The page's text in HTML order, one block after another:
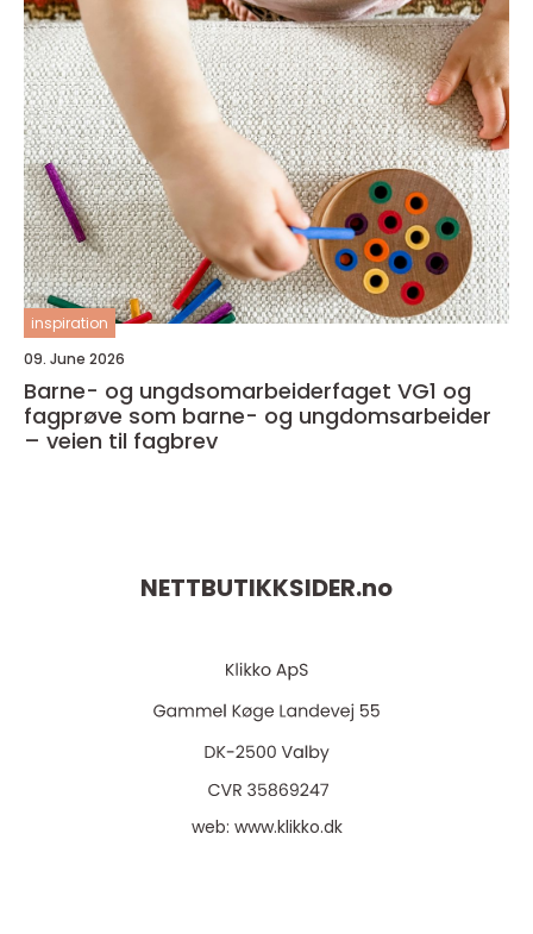
inspiration
09. June 2026
Barne- og ungdsomarbeiderfaget VG1 og
fagprøve som barne- og ungdomsarbeider
– veien til fagbrev
NETTBUTIKKSIDER.no
web: www.klikko.dk